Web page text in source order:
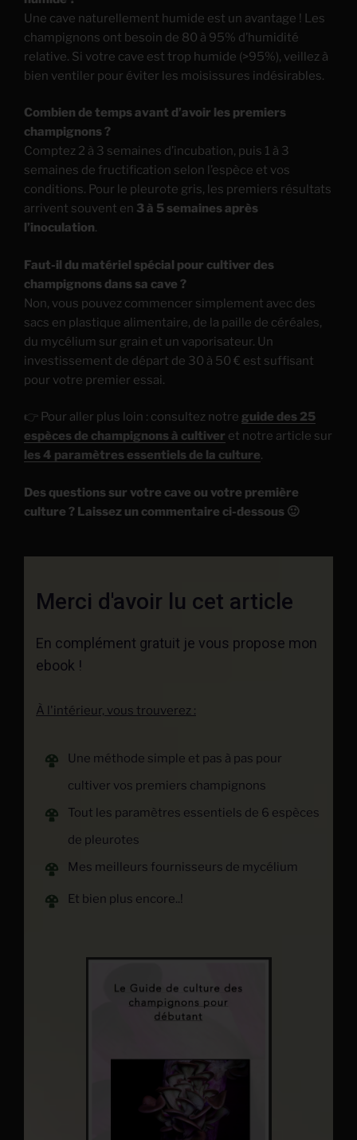
Une cave naturellement humide est un avantage ! Les
champignons ont besoin de 80 à 95% d’humidité
relative. Si votre cave est trop humide (>95%), veillez à
bien ventiler pour éviter les moisissures indésirables.
Combien de temps avant d’avoir les premiers
champignons ?
Comptez 2 à 3 semaines d’incubation, puis 1 à 3
semaines de fructification selon l’espèce et vos
conditions. Pour le pleurote gris, les premiers résultats
arrivent souvent en 3 à 5 semaines après
l’inoculation.
Faut-il du matériel spécial pour cultiver des
champignons dans sa cave ?
Non, vous pouvez commencer simplement avec des
sacs en plastique alimentaire, de la paille de céréales,
du mycélium sur grain et un vaporisateur. Un
investissement de départ de 30 à 50 € est suffisant
pour votre premier essai.
👉 Pour aller plus loin : consultez notre guide des 25
espèces de champignons à cultiver et notre article sur
les 4 paramètres essentiels de la culture.
Des questions sur votre cave ou votre première
culture ? Laissez un commentaire ci-dessous 🙂
Merci d'avoir lu cet article
En complément gratuit je vous propose mon
ebook !
À l'intérieur, vous trouverez :
Une méthode simple et pas à pas pour
cultiver vos premiers champignons
Tout les paramètres essentiels de 6 espèces
de pleurotes
Mes meilleurs fournisseurs de mycélium
Et bien plus encore..!